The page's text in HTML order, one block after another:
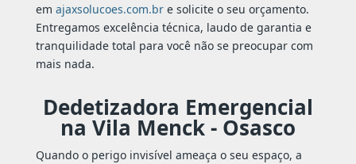
em ajaxsolucoes.com.bre solicite o seu orçamento.
Entregamos excelência técnica, laudo de garantia e
tranquilidade total para você não se preocupar com
mais nada.
Dedetizadora Emergencial
na Vila Menck - Osasco
Quando o perigo invisível ameaça o seu espaço, a